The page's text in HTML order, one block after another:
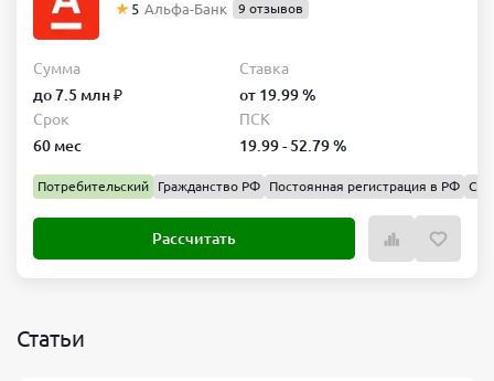
5 Альфа-Банк 9 отзывов
Сумма
до 7.5 млн ₽
Ставка
от 19.99 %
Срок
60 мес
ПСК
19.99 - 52.79 %
Потребительский Гражданство РФ Постоянная регистрация в РФ
Рассчитать
Статьи